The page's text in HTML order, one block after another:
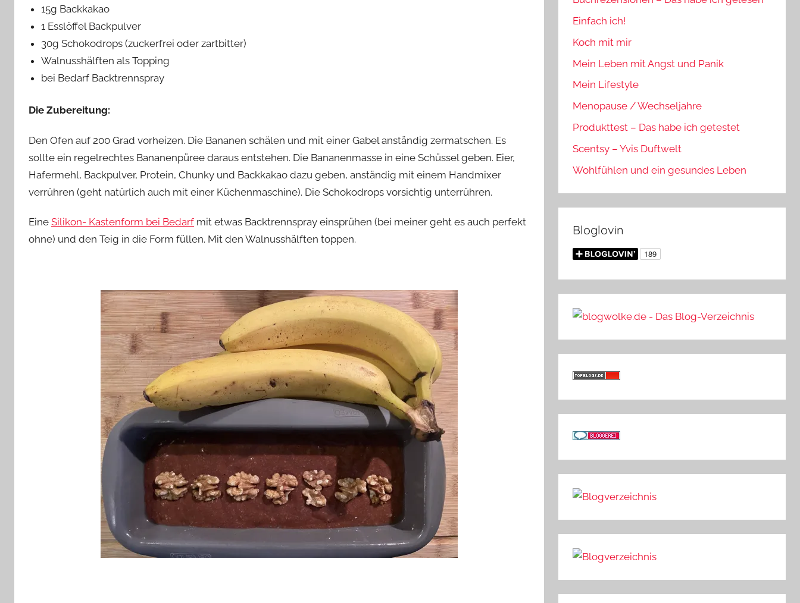
15g Backkakao
1 Esslöffel Backpulver
30g Schokodrops (zuckerfrei oder zartbitter)
Walnusshälften als Topping
bei Bedarf Backtrennspray
Die Zubereitung:
Den Ofen auf 200 Grad vorheizen. Die Bananen schälen und mit einer Gabel anständig zermatschen. Es
sollte ein regelrechtes Bananenpüree daraus entstehen. Die Bananenmasse in eine Schüssel geben. Eier,
Hafermehl, Backpulver, Protein, Chunky und Backkakao dazu geben, anständig mit einem Handmixer
verrühren (geht natürlich auch mit einer Küchenmaschine). Die Schokodrops vorsichtig unterrühren.
Eine Silikon- Kastenform bei Bedarf mit etwas Backtrennspray einsprühen (bei meiner geht es auch perfekt
ohne) und den Teig in die Form füllen. Mit den Walnusshälften toppen.
Einfach ich!
Koch mit mir
Mein Leben mit Angst und Panik
Mein Lifestyle
Menopause / Wechseljahre
Produkttest – Das habe ich getestet
Scentsy – Yvis Duftwelt
Wohlfühlen und ein gesundes Leben
Bloglovin